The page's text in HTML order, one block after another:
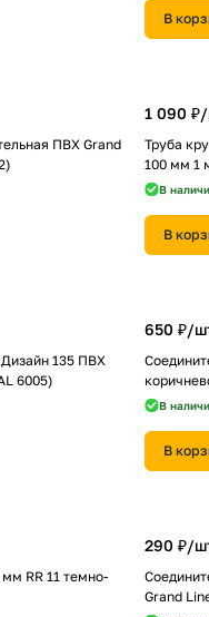
В
ПВХ Grand
1 090 ₽/
Труба
100 мм 1
В
В
135 ПВХ
6005)
650 ₽/
В
В
RR 11 темно-
290 ₽/
Grand